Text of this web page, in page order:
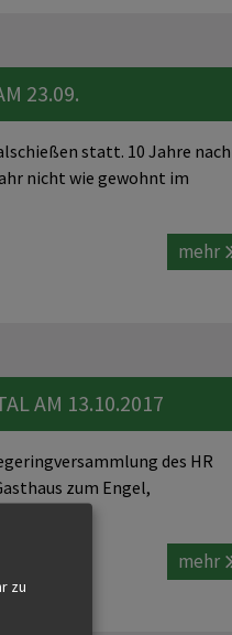
23.09.
statt. 10 Jahre nach
nicht wie gewohnt im
mehr
AM 13.10.2017
des HR
zum Engel,
mehr
zu